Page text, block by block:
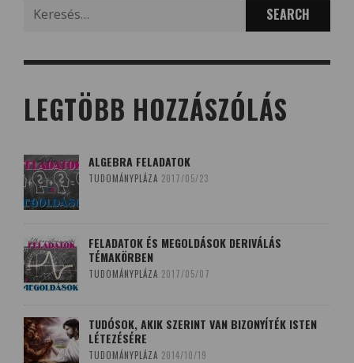
for:
LEGTÖBB HOZZÁSZÓLÁS
ALGEBRA FELADATOK
TUDOMÁNYPLÁZA 2017/05/23
FELADATOK ÉS MEGOLDÁSOK DERIVÁLÁS
TÉMAKÖRBEN
TUDOMÁNYPLÁZA 2017/05/07
TUDÓSOK, AKIK SZERINT VAN BIZONYÍTÉK ISTEN
LÉTEZÉSÉRE
TUDOMÁNYPLÁZA 2014/10/19